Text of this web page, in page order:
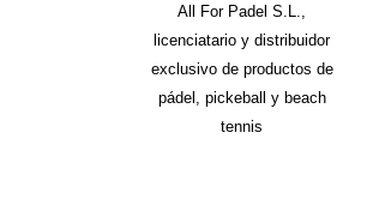
All For Padel S.L.,
licenciatario y distribuidor
exclusivo de productos de
pádel, pickeball y beach
tennis